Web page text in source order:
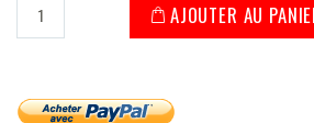
AJOUTER AU